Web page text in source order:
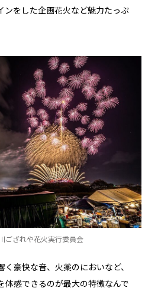
ンをした企画花火など魅力たっぷ
ござれや花火実行委員会
豪快な音、火薬のにおいなど、
体感できるのが最大の特徴なんで